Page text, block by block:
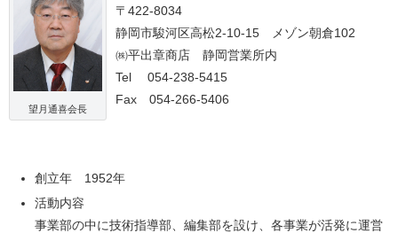
望月通喜会長
〒422-8034
静岡市駿河区高松2-10-15 メゾン朝倉102
㈱平出章商店 静岡営業所内
Tel 054-238-5415
Fax 054-266-5406
創立年 1952年
活動内容
事業部の中に技術指導部、編集部を設け、各事業が活発に運営